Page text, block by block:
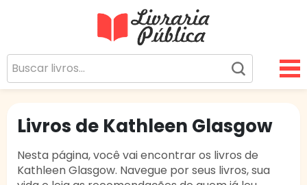
Sua Biblioteca Virtual Gratuita
Livros de Kathleen Glasgow
Nesta página, você vai encontrar os livros de
Kathleen Glasgow. Navegue por seus livros, sua